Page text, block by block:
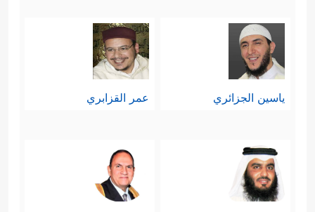
ياسين الجزائري عمر القزابري